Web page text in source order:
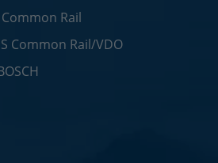
Rail
Common Rail/VDO